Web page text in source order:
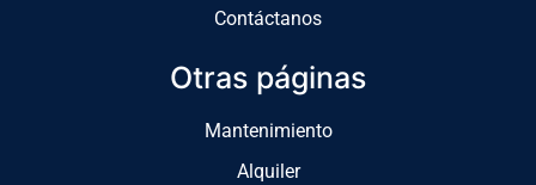
Contáctanos
Otras páginas
Mantenimiento
Alquiler